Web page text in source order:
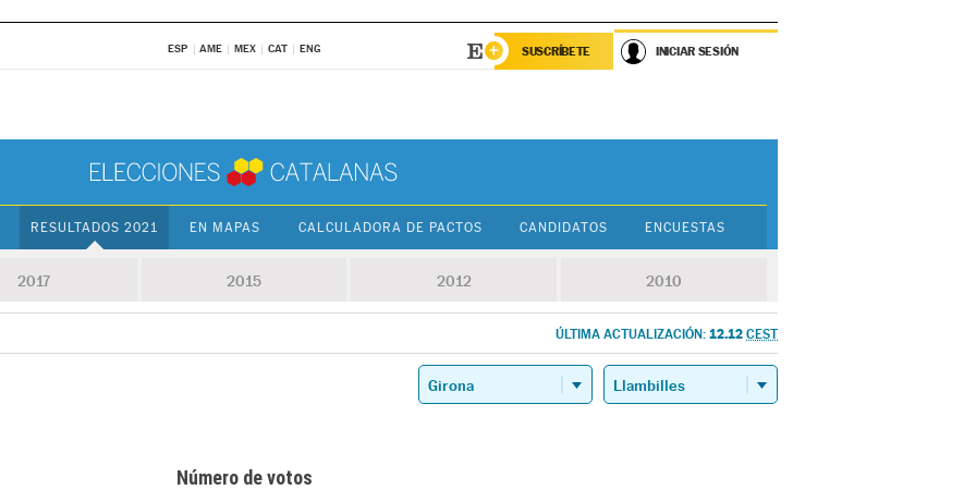
ESP AME MEX CAT ENG SUSCRÍBETE INICIAR SESIÓN
RESULTADOS 2021 EN MAPAS CALCULADORA DE PACTOS CANDIDATOS ENCUESTAS
2017 2015 2012 2010
ÚLTIMA ACTUALIZACIÓN: 12.12 CEST
Número de votos